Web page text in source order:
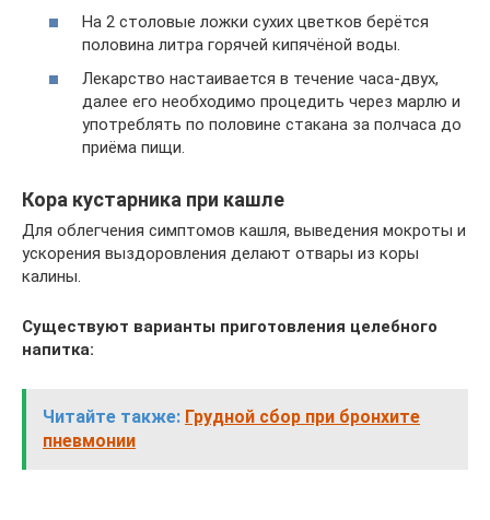
На 2 столовые ложки сухих цветков берётся
половина литра горячей кипячёной воды.
Лекарство настаивается в течение часа-двух,
далее его необходимо процедить через марлю и
употреблять по половине стакана за полчаса до
приёма пищи.
Кора кустарника при кашле
Для облегчения симптомов кашля, выведения мокроты и
ускорения выздоровления делают отвары из коры
калины.
Существуют варианты приготовления целебного
напитка:
Читайте также: Грудной сбор при бронхите
пневмонии